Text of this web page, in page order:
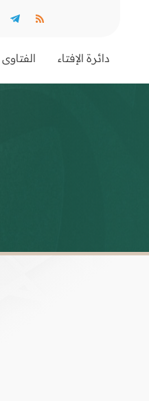
دائرة الإفتاء الفتاوى